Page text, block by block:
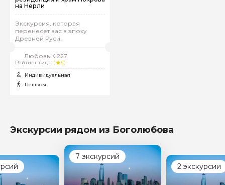
на Нерли
Экскурсия, которая
перенесет вас в эпоху
Древней Руси!
Любовь.К 227
Рейтинг гида (
0)
Индивидуальная
Пешком
Экскурсии рядом из Боголюбова
7 экскурсий
2 экскурсии